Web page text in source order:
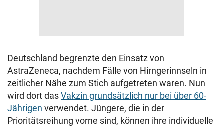
Deutschland begrenzte den Einsatz von
AstraZeneca, nachdem Fälle von Hirngerinnseln in
zeitlicher Nähe zum Stich aufgetreten waren. Nun
wird dort dasVakzin grundsätzlich nur bei über 60-
Jährigen verwendet. Jüngere, die in der
Prioritätsreihung vorne sind, können ihre individuelle